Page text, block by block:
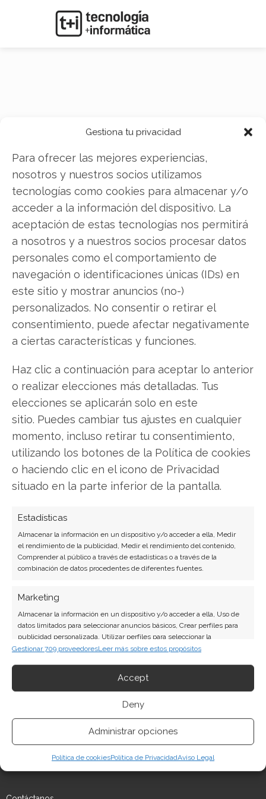
Gestiona tu privacidad
Para ofrecer las mejores experiencias,
nosotros y nuestros socios utilizamos
tecnologías como cookies para almacenar y/o
acceder a la información del dispositivo. La
aceptación de estas tecnologías nos permitirá
a nosotros y a nuestros socios procesar datos
personales como el comportamiento de
navegación o identificaciones únicas (IDs) en
este sitio y mostrar anuncios (no-)
personalizados. No consentir o retirar el
consentimiento, puede afectar negativamente
a ciertas características y funciones.
Haz clic a continuación para aceptar lo anterior
o realizar elecciones más detalladas. Tus
elecciones se aplicarán solo en este
sitio. Puedes cambiar tus ajustes en cualquier
momento, incluso retirar tu consentimiento,
utilizando los botones de la Política de cookies
o haciendo clic en el icono de Privacidad
situado en la parte inferior de la pantalla.
Estadísticas
Almacenar la información en un dispositivo y/o acceder a ella, Medir
el rendimiento de la publicidad, Medir el rendimiento del contenido,
Comprender al público a través de estadísticas o a través de la
combinación de datos procedentes de diferentes fuentes.
Marketing
Almacenar la información en un dispositivo y/o acceder a ella, Uso de
datos limitados para seleccionar anuncios básicos, Crear perfiles para
publicidad personalizada, Utilizar perfiles para seleccionar la
publicidad personalizada, Crear un perfil para personalizar el
limitados con el objetivo de seleccionar el contenido.
Cotejo y combinación de datos procedentes de otras
fuentes de información, Vincular diferentes
de la información transmitida de forma automática.
Gestionar 709 proveedoresLeer más sobre estos propósitos
Accept
Deny
Administrar opciones
Política de cookiesPolítica de PrivacidadAviso Legal
Soberanía
tecnológica
Europa toma el timón: la
soberanía tecnológica se
inversión
Estimados lectores, La semana pasada el
mercado castigaba a quienes no podían
demostrar que su apuesta por la inteligencia
artificial generaba beneficios reales. Esta semana
el escenario se ha desplazado: ya no basta con
monetizar la IA, hay que controlarla. Y mientras
Wall Street tropezaba tras un informe de empleo…
QUE HAY EN T+I?
apps, programas y más sobre tecnología e informática.
Política de Cookies
Política de cookies